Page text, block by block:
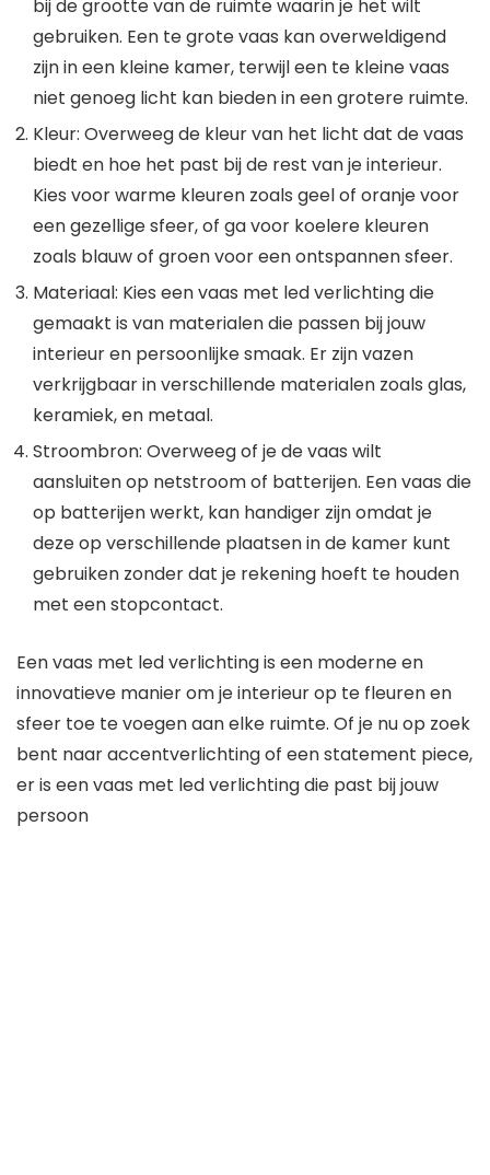
bij de grootte van de ruimte waarin je het wilt
gebruiken. Een te grote vaas kan overweldigend
zijn in een kleine kamer, terwijl een te kleine vaas
niet genoeg licht kan bieden in een grotere ruimte.
Kleur: Overweeg de kleur van het licht dat de vaas
biedt en hoe het past bij de rest van je interieur.
Kies voor warme kleuren zoals geel of oranje voor
een gezellige sfeer, of ga voor koelere kleuren
zoals blauw of groen voor een ontspannen sfeer.
Materiaal: Kies een vaas met led verlichting die
gemaakt is van materialen die passen bij jouw
interieur en persoonlijke smaak. Er zijn vazen
verkrijgbaar in verschillende materialen zoals glas,
keramiek, en metaal.
Stroombron: Overweeg of je de vaas wilt
aansluiten op netstroom of batterijen. Een vaas die
op batterijen werkt, kan handiger zijn omdat je
deze op verschillende plaatsen in de kamer kunt
gebruiken zonder dat je rekening hoeft te houden
met een stopcontact.
Een vaas met led verlichting is een moderne en
innovatieve manier om je interieur op te fleuren en
sfeer toe te voegen aan elke ruimte. Of je nu op zoek
bent naar accentverlichting of een statement piece,
er is een vaas met led verlichting die past bij jouw
persoon